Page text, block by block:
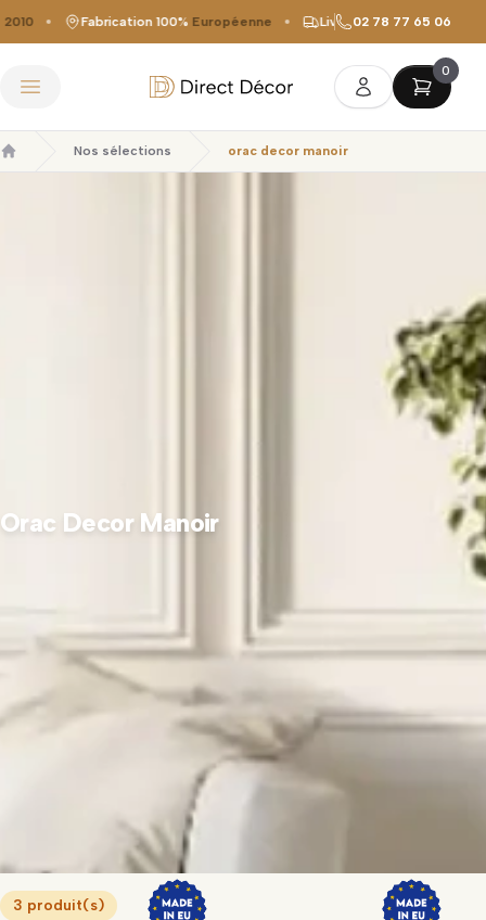
Fabrication 100%Européenne Livraison offertedès 149 €
02 78 77 65 06
Ouvrir le menu Direct Décor
0
Nos sélections orac decor manoir
Orac Decor Manoir
3 produit(s)